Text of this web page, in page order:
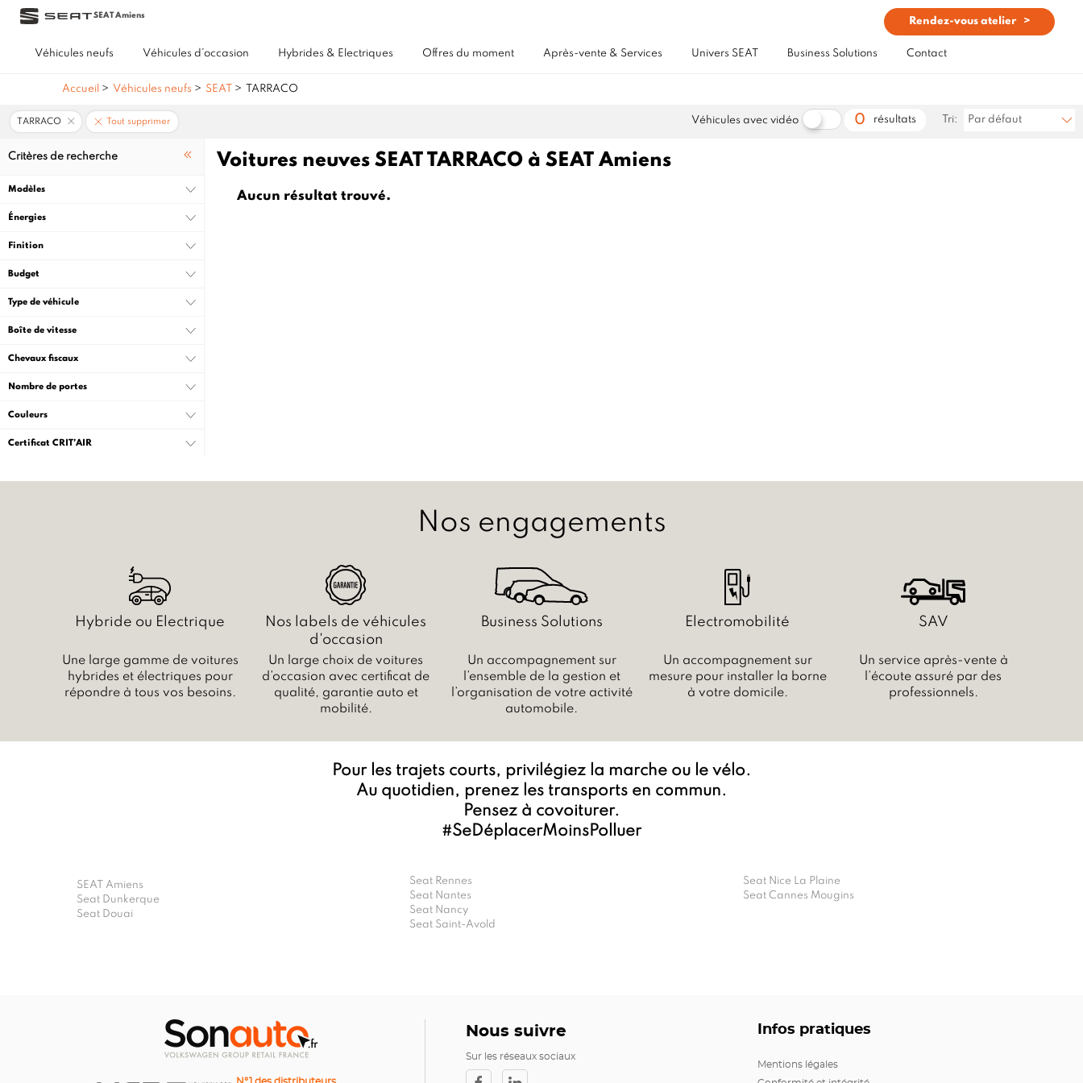
SEAT Amiens
Rendez-vous atelier
Véhicules neufs Véhicules d’occasion Hybrides & Electriques Offres du moment Après-vente & Services Univers SEAT Business Solutions Contact
Accueil > Véhicules neufs > SEAT > TARRACO
TARRACO Tout supprimer Tri: Par défaut
Véhicules avec vidéo 0 résultats
Critères de recherche
Modèles
Énergies
Finition
Budget
Type de véhicule
Boîte de vitesse
Chevaux fiscaux
Nombre de portes
Couleurs
Certificat CRIT’AIR
Voitures neuves SEAT TARRACO à SEAT Amiens
Aucun résultat trouvé.
Nos engagements
Hybride ou Electrique
Une large gamme de voitures
hybrides et électriques pour
répondre à tous vos besoins.
Nos labels de véhicules
d'occasion
Un large choix de voitures
d’occasion avec certificat de
qualité, garantie auto et
mobilité.
Business Solutions
Un accompagnement sur
l’ensemble de la gestion et
l’organisation de votre activité
automobile.
Electromobilité
Un accompagnement sur
mesure pour installer la borne
à votre domicile.
SAV
Un service après-vente à
l’écoute assuré par des
professionnels.
Pour les trajets courts, privilégiez la marche ou le vélo.
Au quotidien, prenez les transports en commun.
Pensez à covoiturer.
#SeDéplacerMoinsPolluer
SEAT Amiens
Seat Dunkerque
Seat Douai
Seat Rennes
Seat Nantes
Seat Nancy
Seat Saint-Avold
Seat Nice La Plaine
Seat Cannes Mougins
Nous suivre
Sur les réseaux sociaux
Infos pratiques
Mentions légales